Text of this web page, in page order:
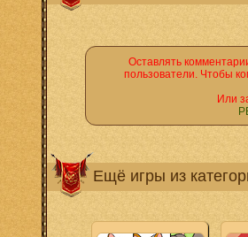
Оставлять
пользователи. Чтобы
Или
Ещё игры из